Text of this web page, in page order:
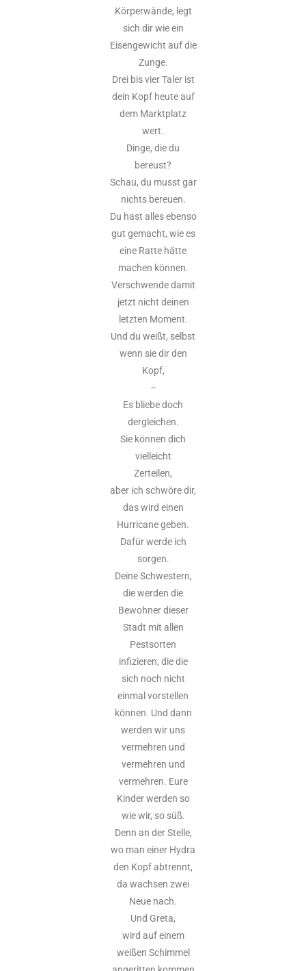
Körperwände, legt
sich dir wie ein
Eisengewicht auf die
Zunge.
Drei bis vier Taler ist
dein Kopf heute auf
dem Marktplatz
wert.
Dinge, die du
bereust?
Schau, du musst gar
nichts bereuen.
Du hast alles ebenso
gut gemacht, wie es
eine Ratte hätte
machen können.
Verschwende damit
jetzt nicht deinen
letzten Moment.
Und du weißt, selbst
wenn sie dir den
Kopf,
–
Es bliebe doch
dergleichen.
Sie können dich
vielleicht
Zerteilen,
aber ich schwöre dir,
das wird einen
Hurricane geben.
Dafür werde ich
sorgen.
Deine Schwestern,
die werden die
Bewohner dieser
Stadt mit allen
Pestsorten
infizieren, die die
sich noch nicht
einmal vorstellen
können. Und dann
werden wir uns
vermehren und
vermehren und
vermehren. Eure
Kinder werden so
wie wir, so süß.
Denn an der Stelle,
wo man einer Hydra
den Kopf abtrennt,
da wachsen zwei
Neue nach.
Und Greta,
wird auf einem
weißen Schimmel